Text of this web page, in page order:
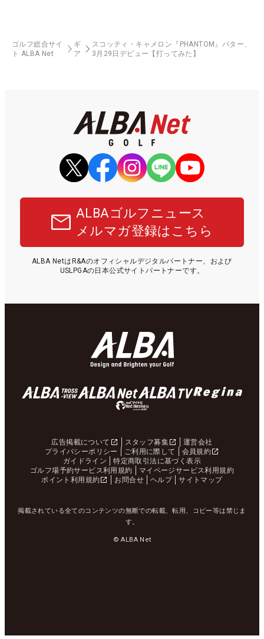
ゴルフ総合サイ
ト ALBA Net
ギ
ア
スコッティ・キャメロン『PHANTOM』パター、
3月29日デビュー【打ってみた】
ALBAゴルフニュース
メルマガ登録はこちら
ALBA NetはR&Aのオフィシャルデジタルパートナー、および
USLPGAの日本公式サイトパートナーです。
広告掲載について スタッフ募集
運営会社
プライバシーポリシー
ご利用に際して
会員規約
ガイドライン
特定商取引法に基づく表示
ゴルフ場予約サービス利用規約
マイページサービス利用規約
ポイント利用規約
お問合せ ヘルプ サイトマップ
掲載されている全てのコンテンツの無断での転載、転用、コピー等は禁じま
す。
© ALBA Net